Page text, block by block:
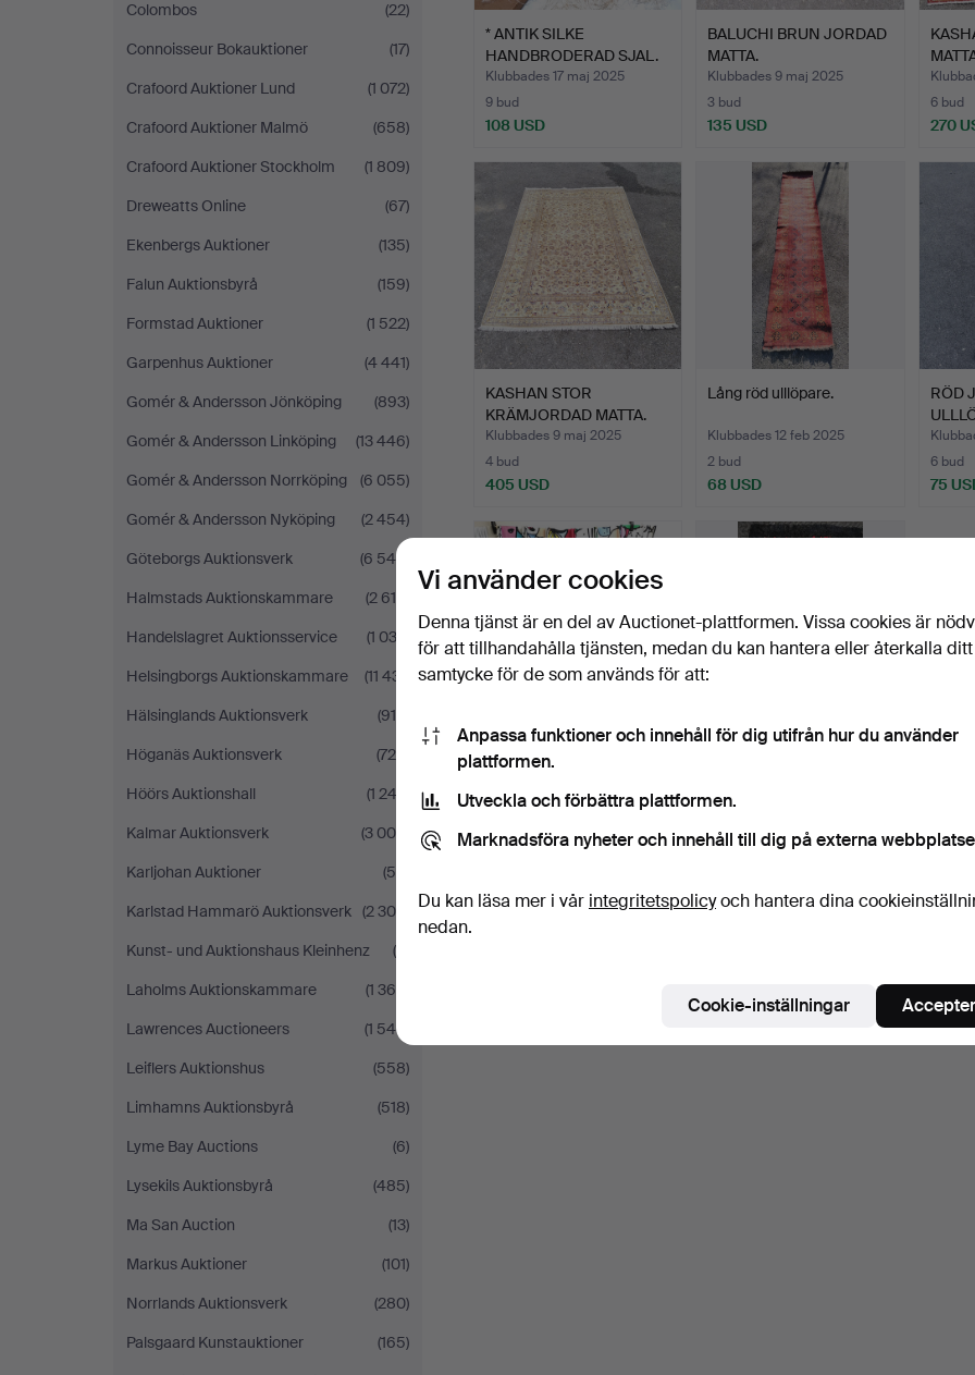
Colombos
(22)
Connoisseur Bokauktioner
(17)
Crafoord Auktioner Lund
(1 072)
Crafoord Auktioner Malmö
(658)
Crafoord Auktioner Stockholm
(1 809)
Dreweatts Online
(67)
Ekenbergs Auktioner
(135)
Falun Auktionsbyrå
(159)
Formstad Auktioner
(1 522)
Garpenhus Auktioner
(4 441)
Gomér & Andersson Jönköping
(893)
Gomér & Andersson Linköping
(13 446)
Gomér & Andersson Norrköping
(6 055)
Gomér & Andersson Nyköping
(2 454)
Göteborgs Auktionsverk
(6 544)
Halmstads Auktionskammare
(2 618)
Handelslagret Auktionsservice
(1 033)
Helsingborgs Auktionskammare
(11 431)
Hälsinglands Auktionsverk
(915)
Höganäs Auktionsverk
(726)
Höörs Auktionshall
(1 243)
Kalmar Auktionsverk
(3 006)
Karljohan Auktioner
(59)
Karlstad Hammarö Auktionsverk (2 304)
Kunst- und Auktionshaus Kleinhenz
(9)
Laholms Auktionskammare
(1 364)
Lawrences Auctioneers
(1 546)
Leiflers Auktionshus
(558)
Limhamns Auktionsbyrå
(518)
Lyme Bay Auctions
(6)
Lysekils Auktionsbyrå
(485)
Ma San Auction
(13)
Markus Auktioner
(101)
Norrlands Auktionsverk
(280)
Palsgaard Kunstauktioner
(165)
* ANTIK SILKE
HANDBRODERAD SJAL.
Klubbades 17 maj 2025
9 bud
108 USD
BALUCHI BRUN JORDAD
MATTA.
Klubbades 9 maj 2025
3 bud
135 USD
6 bud
270
KASHAN STOR
KRÄMJORDAD MATTA.
Klubbades 9 maj 2025
4 bud
405 USD
Lång röd ulllöpare.
Klubbades 12 feb 2025
2 bud
68 USD
RÖD
6 bud
75
IKEA GULVI MÖTER
BECKMANS COLLEGE
2010 DES…
Klubbades 24 mar 2024
54 USD
Klubbades 11 mar 2024
63 USD
Bevaka sökning
Vi använder cookies
Denna tjänst är en del av Auctionet-plattformen. Vissa cookies är
för att tillhandahålla tjänsten, medan du kan hantera eller återkalla ditt
samtycke för de som används för att:
Anpassa funktioner och innehåll för dig utifrån hur du använder
plattformen.
Utveckla och förbättra plattformen.
Marknadsföra nyheter och innehåll till dig på externa
Du kan läsa mer i vår integritetspolicyoch hantera dina
nedan.
Cookie-inställningar